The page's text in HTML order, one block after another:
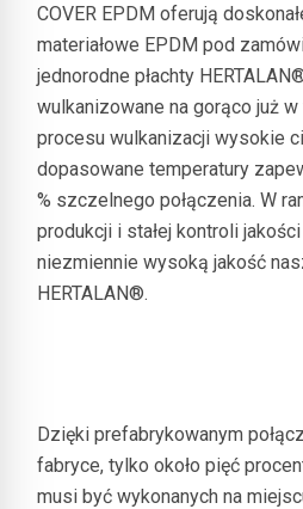
COVER EPDM oferują
materiałowe EPDM pod
jednorodne płachty
wulkanizowane na gorąco już
procesu wulkanizacji wysokie
dopasowane temperatury
% szczelnego połączenia. W
produkcji i stałej kontroli
niezmiennie wysoką jakość
HERTALAN®.
Dzięki prefabrykowanym
fabryce, tylko około pięć
musi być wykonanych na